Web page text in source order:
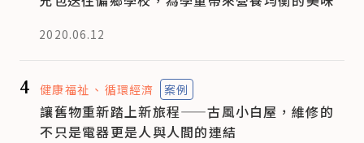
2020.06.12
4 健康福祉 循環經濟 案例
讓舊物重新踏上新旅程——古風小白屋，維修的
不只是電器更是人與人間的連結